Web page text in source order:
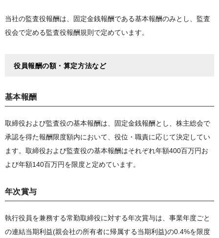
当社の監査役報酬は、固定金銭報酬である基本報酬のみとし、監査
役会で定める監査役報酬規則で定めています。
役員報酬の額・算定方法など
基本報酬
取締役および監査役の基本報酬は、固定金銭報酬とし、株主総会で
承認を得た報酬限度額内において、役位・職責に応じて決定してい
ます。取締役および監査役の基本報酬はそれぞれ年額400百万円お
よび年額140百万円を限度と定めています。
年次賞与
執行役員を兼務する常勤取締役に対する年次賞与は、事業年度ごと
の連結当期利益(親会社の所有者に帰属する当期利益)の0.4%を限度